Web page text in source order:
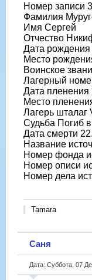
Номер записи
Фамилия
Имя Сергей
Отчество
Дата
Место
Воинское
Лагерный
Дата пленения
Место
Лагерь шталаг
Судьба Погиб
Дата смерти
Название
Номер фонда
Номер описи
Номер дела
Tamara
Саня
Дата: Суббота, 07